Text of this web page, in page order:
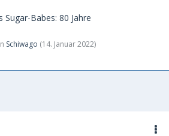
Babes: 80 Jahre
Schiwago (14. Januar 2022)